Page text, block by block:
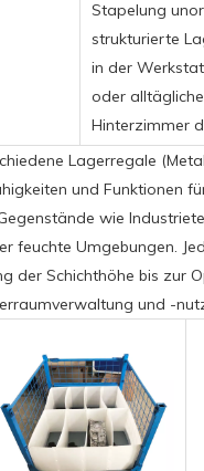
Stapelung
strukturierte
in der
oder
Hinterzimmer
Lagerregale
und Funktionen
wie
feuchte Umgebungen.
der Schichthöhe bis zur
und -